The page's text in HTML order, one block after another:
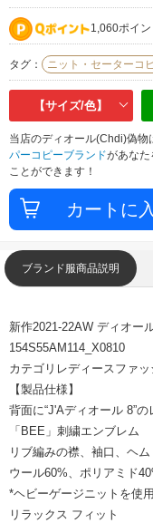
1,060ポイン
タグ： ニット・セーターコ
【サイズ/色】
当店のディオール(Chdi)偽
パーコピーブランドがあなた
ことができます！
ブランド服商品説明
新作2021-22AW ディオー
154S55AM114_X0810
カテゴリレディースファ
【製品仕様】
背面に“J'Aディオール 8”
「BEE」刺繍エンブレム
リブ編みの襟、袖口、ヘム
ウール60%、ポリアミド
*ヘビーゲージニットを使用
リラックス フィット